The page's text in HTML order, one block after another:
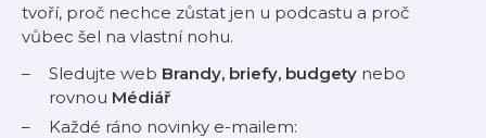
tvoří, proč nechce zůstat jen u podcastu a proč
vůbec šel na vlastní nohu.
Sledujte web Brandy, briefy, budgety nebo
rovnou Médiář
Každé ráno novinky e-mailem: